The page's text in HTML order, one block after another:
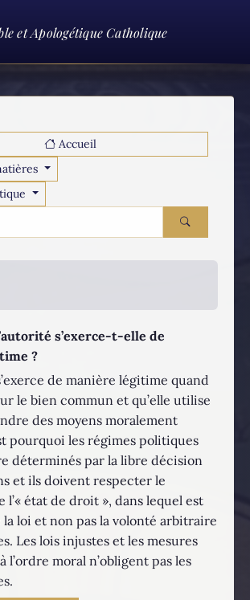
et Apologétique Catholique
Accueil
s’exerce-t-elle de
?
de manière légitime quand
le bien commun et qu’elle utilise
des moyens moralement
pourquoi les régimes politiques
déterminés par la libre décision
et ils doivent respecter le
état de droit », dans lequel est
la loi et non pas la volonté arbitraire
Les lois injustes et les mesures
l’ordre moral n’obligent pas les